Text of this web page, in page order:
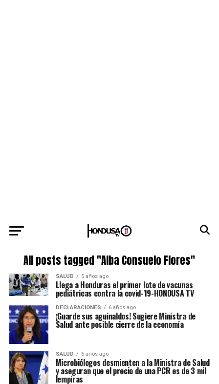
All posts tagged "Alba Consuelo Flores"
SALUD 5 años ago
Llega a Honduras el primer lote de vacunas
pediátricas contra la covid-19-HONDUSA TV
DECLARACIONES 6 años ago
¡Guarde sus aguinaldos! Sugiere Ministra de
Salud ante posible cierre de la economía
SALUD 6 años ago
Microbiólogos desmienten a la Ministra de Salud
y aseguran que el precio de una PCR es de 3 mil
lempiras